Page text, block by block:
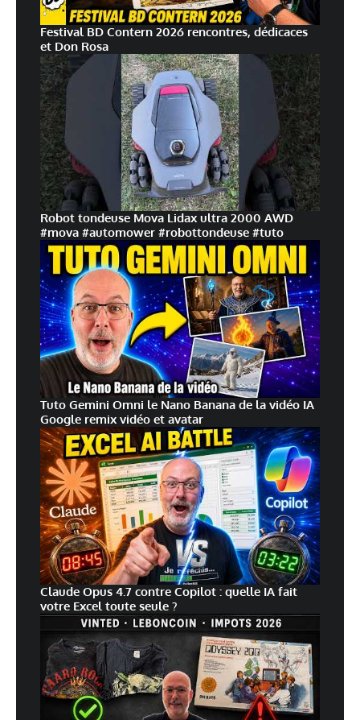
Festival BD Contern 2026 rencontres, dédicaces
et Don Rosa
Robot tondeuse Mova Lidax ultra 2000 AWD
#mova #automower #robottondeuse #tuto
Tuto Gemini Omni le Nano Banana de la vidéo IA
Google remix vidéo et avatar
Claude Opus 4.7 contre Copilot : quelle IA fait
votre Excel toute seule ?